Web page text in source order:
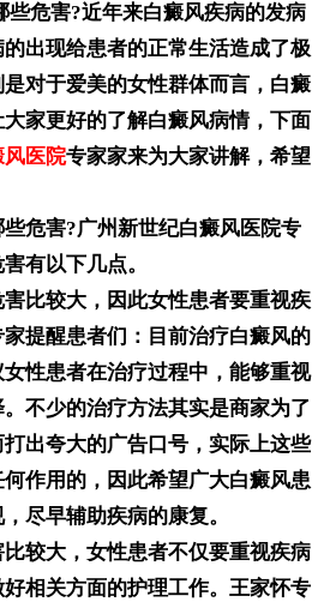
危害?近年来白癜风疾病的发病
出现给患者的正常生活造成了极
对于爱美的女性群体而言，白癜
家更好的了解白癜风病情，下面
医院专家家来为大家讲解，希望
害?广州新世纪白癜风医院专
有以下几点。
较大，因此女性患者要重视疾
提醒患者们：目前治疗白癜风的
性患者在治疗过程中，能够重视
不少的治疗方法其实是商家为了
出夸大的广告口号，实际上这些
作用的，因此希望广大白癜风患
尽早辅助疾病的康复。
大，女性患者不仅要重视疾病
相关方面的护理工作。王家怀专